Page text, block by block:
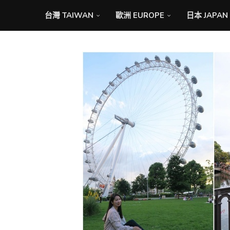
台灣 TAIWAN 歐洲 EUROPE 日本 JAPAN